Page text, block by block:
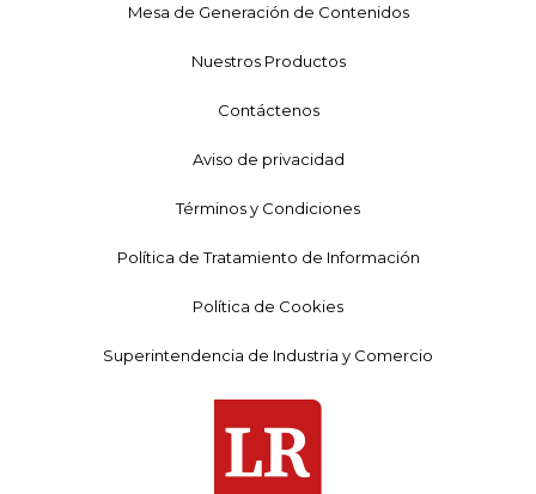
Mesa de Generación de Contenidos
Nuestros Productos
Contáctenos
Aviso de privacidad
Términos y Condiciones
Política de Tratamiento de Información
Política de Cookies
Superintendencia de Industria y Comercio